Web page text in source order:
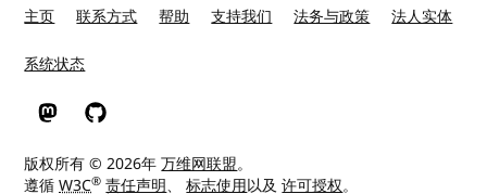
主页 联系方式 帮助 支持我们 法务与政策 法人实体
系统状态
W3C 在 Mastodon
W3C 在 GitHub
版权所有 © 2026年万维网联盟。
遵循W3C® 责任声明、标志使用以及许可授权。